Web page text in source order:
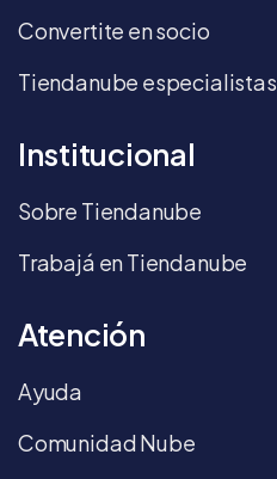
Convertite en socio
Tiendanube especialistas
Institucional
Sobre Tiendanube
Trabajá en Tiendanube
Atención
Ayuda
Comunidad Nube